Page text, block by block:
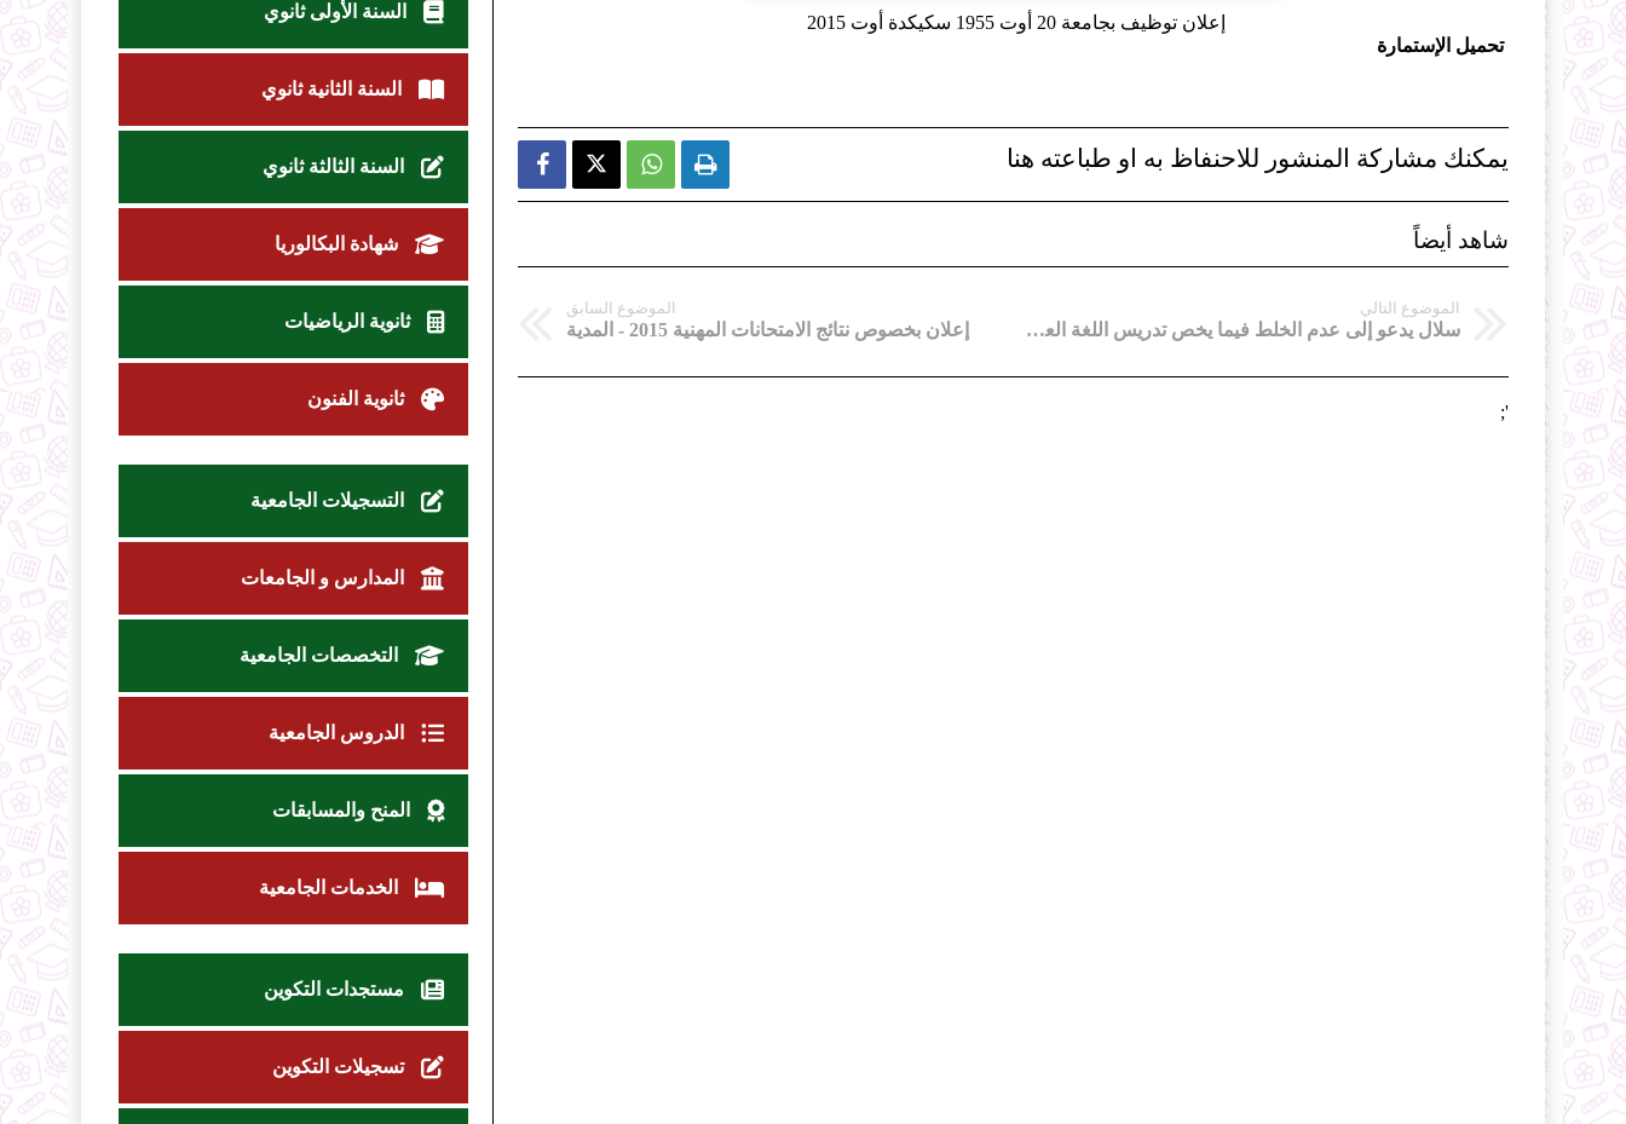
إعلان توظيف بجامعة 20 أوت 1955 سكيكدة أوت 2015
تحميل الإستمارة
يمكنك مشاركة المنشور للاحنفاظ به او طباعته هنا   
شاهد أيضاً
الموضوع التالي
سلال يدعو إلى عدم الخلط فيما يخص تدريس اللغة العربية
الموضوع السابق
إعلان بخصوص نتائج الامتحانات المهنية 2015 - المدية
';
السنة الأولى ثانوي
السنة الثانية ثانوي
السنة الثالثة ثانوي
شهادة البكالوريا
ثانوية الرياضيات
ثانوية الفنون
التسجيلات الجامعية
المدارس و الجامعات
التخصصات الجامعية
الدروس الجامعية
المنح والمسابقات
الخدمات الجامعية
مستجدات التكوين
تسجيلات التكوين